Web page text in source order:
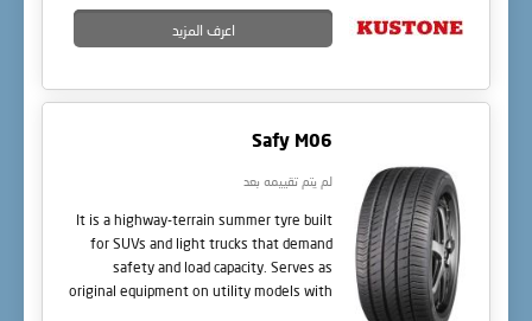
savings, and subtle style for cost-
conscious UAE drivers.
اعرف المزيد
Safy M06
لم يتم تقييمه بعد
It is a highway-terrain summer tyre built
for SUVs and light trucks that demand
safety and load capacity. Serves as
original equipment on utility models with